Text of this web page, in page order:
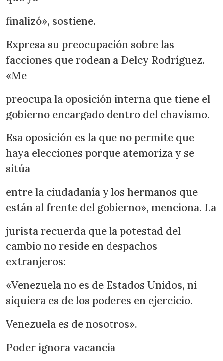
finalizó», sostiene.
Expresa su preocupación sobre las
facciones que rodean a Delcy Rodríguez.
«Me
preocupa la oposición interna que tiene el
gobierno encargado dentro del chavismo.
Esa oposición es la que no permite que
haya elecciones porque atemoriza y se
sitúa
entre la ciudadanía y los hermanos que
están al frente del gobierno», menciona. La
jurista recuerda que la potestad del
cambio no reside en despachos
extranjeros:
«Venezuela no es de Estados Unidos, ni
siquiera es de los poderes en ejercicio.
Venezuela es de nosotros».
Poder ignora vacancia